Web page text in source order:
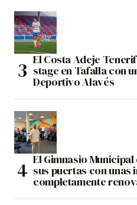
El Costa Adeje
stage en Tafalla con
Deportivo Alavés
El Gimnasio
sus puertas con unas
completamente